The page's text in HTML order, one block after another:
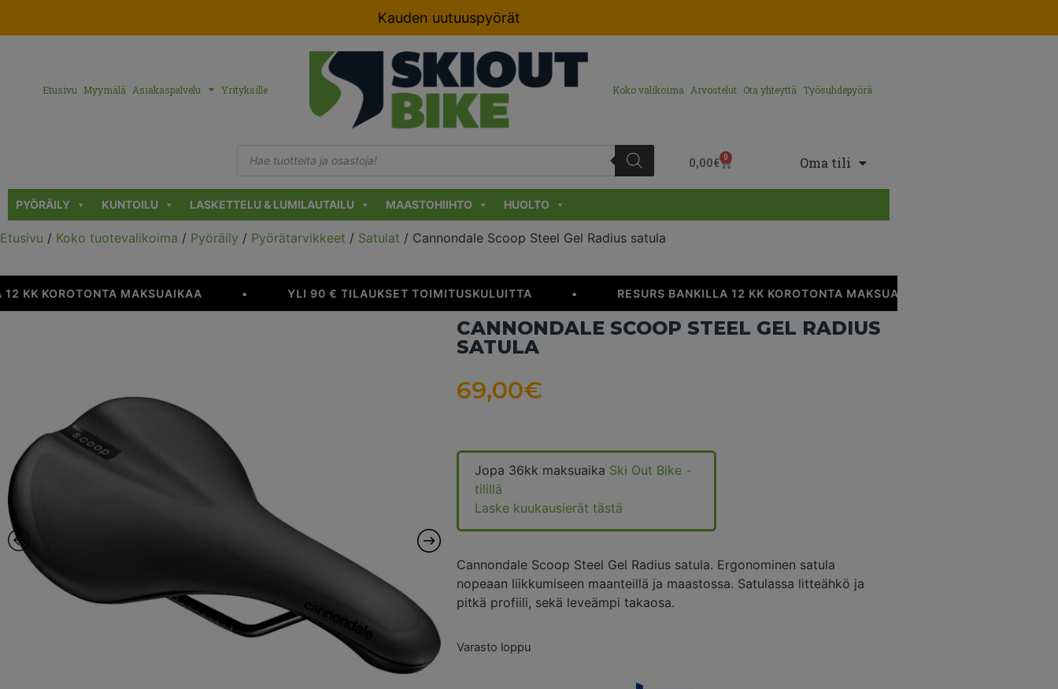
Kauden uutuuspyörät
Etusivu Myymälä Asiakaspalvelu Yrityksille Koko valikoima Arvostelut Ota yhteyttä Työsuhdepyörä
0,00€ 0 Oma tili
PYÖRÄILY KUNTOILU LASKETTELU & LUMILAUTAILU MAASTOHIIHTO HUOLTO
Etusivu / Koko tuotevalikoima / Pyöräily / Pyörätarvikkeet / Satulat / Cannondale Scoop Steel Gel Radius satula
KK KOROTONTA MAKSUAIKAA YLI 90 € TILAUKSET TOIMITUSKULUITTA RESURS BANKILLA 12 KK KOROTONTA MAKSUAIKAA
CANNONDALE SCOOP STEEL GEL RADIUS
SATULA
69,00€
Jopa 36kk maksuaika Ski Out Bike -
tilillä
Laske kuukausierät tästä
Cannondale Scoop Steel Gel Radius satula. Ergonominen satula
nopeaan liikkumiseen maanteillä ja maastossa. Satulassa litteähkö ja
pitkä profiili, sekä leveämpi takaosa.
Varasto loppu